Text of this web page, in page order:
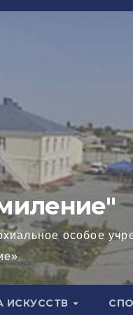
особое
ИСКУССТВ СПО